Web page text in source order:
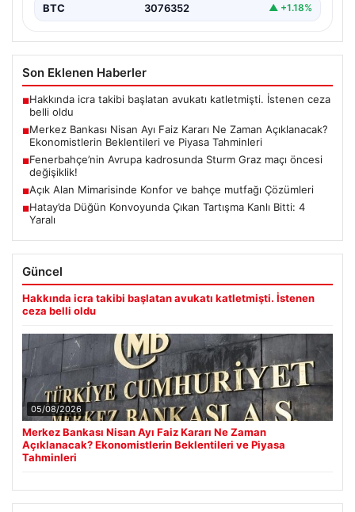
BTC 3076352 ▲ +1.18%
Son Eklenen Haberler
■Hakkında icra takibi başlatan avukatı katletmişti. İstenen ceza
belli oldu
■Merkez Bankası Nisan Ayı Faiz Kararı Ne Zaman Açıklanacak?
Ekonomistlerin Beklentileri ve Piyasa Tahminleri
■Fenerbahçe’nin Avrupa kadrosunda Sturm Graz maçı öncesi
değişiklik!
■Açık Alan Mimarisinde Konfor ve bahçe mutfağı Çözümleri
■Hatay’da Düğün Konvoyunda Çıkan Tartışma Kanlı Bitti: 4
Yaralı
Güncel
Hakkında icra takibi başlatan avukatı katletmişti. İstenen
ceza belli oldu
05/08/2026
Merkez Bankası Nisan Ayı Faiz Kararı Ne Zaman
Açıklanacak? Ekonomistlerin Beklentileri ve Piyasa
Tahminleri